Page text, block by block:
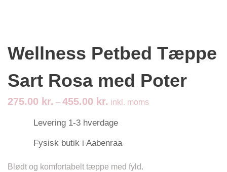
Wellness Petbed Tæppe
Sart Rosa med Poter
275.00kr.–455.00 kr.inkl. moms
Levering 1-3 hverdage
Fysisk butik i Aabenraa
Blødt og komfortabelt tæppe med fyld.